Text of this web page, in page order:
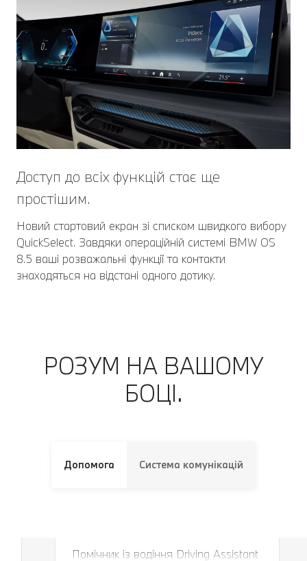
Доступ до всіх функцій стає ще
простішим.
Новий стартовий екран зі списком швидкого вибору
QuickSelect. Завдяки операційній системі BMW OS
8.5 ваші розважальні функції та контакти
знаходяться на відстані одного дотику.
РОЗУМ НА ВАШОМУ
БОЦІ.
Допомога Система комунікацій
Помічник із водіння Driving Assistant